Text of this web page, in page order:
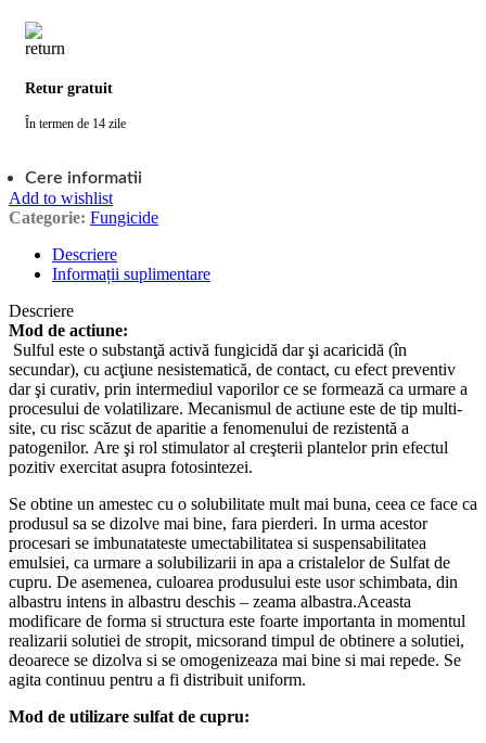
Retur gratuit
În termen de 14 zile
Cere informatii
Add to wishlist
Categorie: Fungicide
Descriere
Informații suplimentare
Descriere
Mod de actiune:
Sulful este o substanţă activă fungicidă dar şi acaricidă (în
secundar), cu acţiune nesistematică, de contact, cu efect preventiv
dar şi curativ, prin intermediul vaporilor ce se formează ca urmare a
procesului de volatilizare. Mecanismul de actiune este de tip multi-
site, cu risc scăzut de aparitie a fenomenului de rezistentă a
patogenilor. Are şi rol stimulator al creşterii plantelor prin efectul
pozitiv exercitat asupra fotosintezei.
Se obtine un amestec cu o solubilitate mult mai buna, ceea ce face ca
produsul sa se dizolve mai bine, fara pierderi. In urma acestor
procesari se imbunatateste umectabilitatea si suspensabilitatea
emulsiei, ca urmare a solubilizarii in apa a cristalelor de Sulfat de
cupru. De asemenea, culoarea produsului este usor schimbata, din
albastru intens in albastru deschis – zeama albastra.Aceasta
modificare de forma si structura este foarte importanta in momentul
realizarii solutiei de stropit, micsorand timpul de obtinere a solutiei,
deoarece se dizolva si se omogenizeaza mai bine si mai repede. Se
agita continuu pentru a fi distribuit uniform.
Mod de utilizare sulfat de cupru: